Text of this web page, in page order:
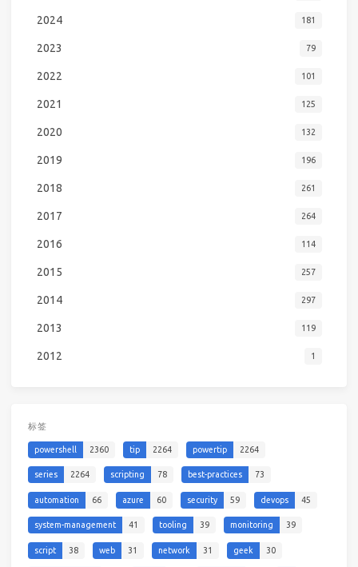
2024 181
2023 79
2022 101
2021 125
2020 132
2019 196
2018 261
2017 264
2016 114
2015 257
2014 297
2013 119
2012 1
标签
powershell 2360 tip 2264 powertip 2264
series 2264 scripting 78 best-practices 73
automation 66 azure 60 security 59 devops 45
system-management 41 tooling 39 monitoring 39
script 38 web 31 network 31 geek 30